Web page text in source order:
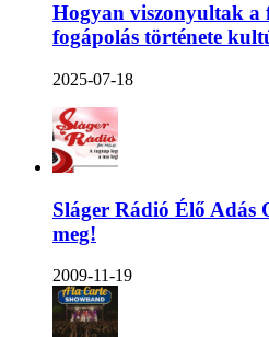
Hogyan viszonyultak a
fogápolás története
2025-07-18
Sláger Rádió Élő Adás
meg!
2009-11-19